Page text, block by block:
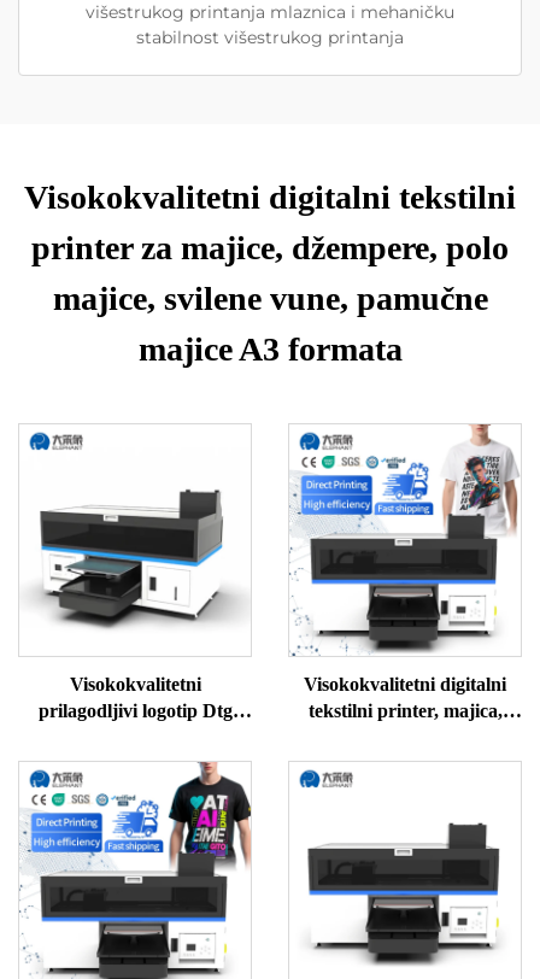
višestrukog printanja mlaznica i mehaničku
stabilnost višestrukog printanja
Visokokvalitetni digitalni tekstilni
printer za majice, džempere, polo
majice, svilene vune, pamučne
majice A3 formata
Visokokvalitetni
prilagodljivi logotip Dtg
tisak A3 Dtg pisač za odjeću
Visokokvalitetni digitalni
tekstilni printer, majica,
pamuk, stroj za DTG
printer, cijena